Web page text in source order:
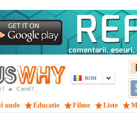
ROM
unde Educatie Filme Liste